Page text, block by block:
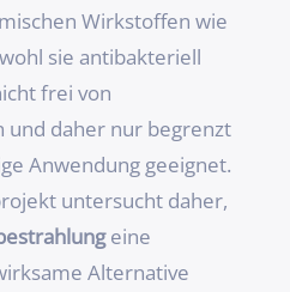
Wirkstoffen wie
sie antibakteriell
frei von
und daher nur begrenzt
Anwendung geeignet.
untersucht daher,
eine
Alternative